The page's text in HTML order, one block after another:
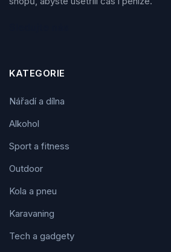
KATEGORIE
Nářadí a dílna
Alkohol
Sport a fitness
Outdoor
Kola a pneu
Karavaning
Tech a gadgety